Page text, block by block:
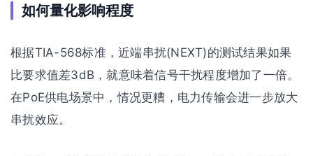
如何量化影响程度
根据TIA-568标准，近端串扰(NEXT)的测试结果如果
比要求值差3dB，就意味着信号干扰程度增加了一倍。
在PoE供电场景中，情况更糟，电力传输会进一步放大
串扰效应。